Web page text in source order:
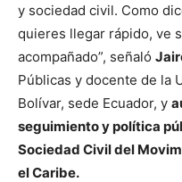
y sociedad civil. Como
quieres llegar rápido, ve
acompañado”, señaló
Públicas y docente de la
Bolívar, sede Ecuador, y
seguimiento y política
Sociedad Civil del
el Caribe.